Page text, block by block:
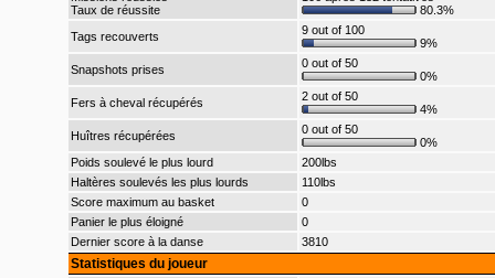
Taux de réussite
80.3%
Tags recouverts
9 out of 100
9%
Snapshots prises
0 out of 50
0%
Fers à cheval récupérés
2 out of 50
4%
Huîtres récupérées
0 out of 50
0%
Poids soulevé le plus lourd
200lbs
Haltères soulevés les plus lourds
110lbs
Score maximum au basket
0
Panier le plus éloigné
0
Dernier score à la danse
3810
Statistiques du joueur